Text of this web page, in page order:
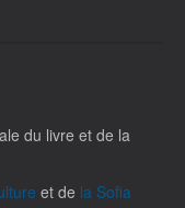
du livre et de la
et de la Sofia